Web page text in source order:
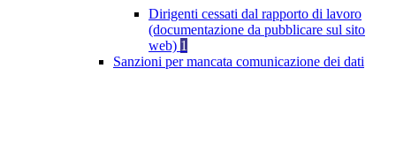
Dirigenti cessati dal rapporto di lavoro
(documentazione da pubblicare sul sito
web) 1
Sanzioni per mancata comunicazione dei dati